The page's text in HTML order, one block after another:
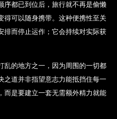
序都已到位后，旅行就不再是偷懒
得可以随身携带。这种便携性至关
排而停止运作；它会持续对实际获
乱的地方之一，因为周围的一切都
之道并非指望意志力能抵挡住每一
而是要建立一套无需额外精力就能